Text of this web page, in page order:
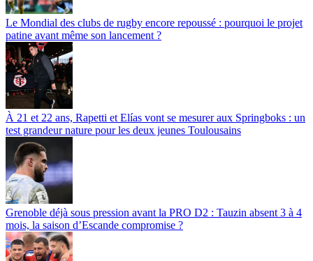
Le Mondial des clubs de rugby encore repoussé : pourquoi le projet
patine avant même son lancement ?
À 21 et 22 ans, Rapetti et Elías vont se mesurer aux Springboks : un
test grandeur nature pour les deux jeunes Toulousains
Grenoble déjà sous pression avant la PRO D2 : Tauzin absent 3 à 4
mois, la saison d’Escande compromise ?